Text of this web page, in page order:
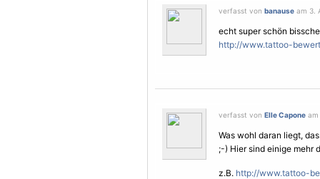
verfasst von banause am 3.
echt super schön
http://www.tattoo-
verfasst von Elle Capone am
Was wohl daran liegt,
;-) Hier sind einige mehr
z.B. http://www.tattoo-